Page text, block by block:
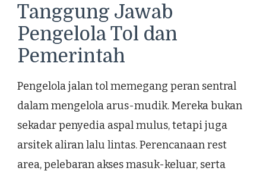
Tanggung Jawab
Pengelola Tol dan
Pemerintah
Pengelola jalan tol memegang peran sentral
dalam mengelola arus-mudik. Mereka bukan
sekadar penyedia aspal mulus, tetapi juga
arsitek aliran lalu lintas. Perencanaan rest
area, pelebaran akses masuk-keluar, serta